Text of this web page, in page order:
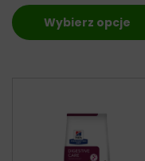
Wybierz opcje